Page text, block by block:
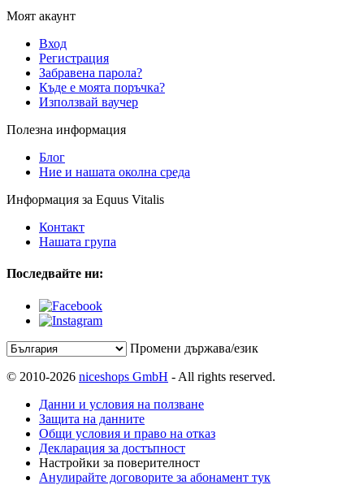
Моят акаунт
Вход
Регистрация
Забравена парола?
Къде е моята поръчка?
Използвай ваучер
Полезна информация
Блог
Ние и нашата околна среда
Информация за Equus Vitalis
Контакт
Нашата група
Последвайте ни:
Промени държава/език
© 2010-2026 niceshops GmbH - All rights reserved.
Данни и условия на ползване
Защита на данните
Общи условия и право на отказ
Декларация за достъпност
Настройки за поверителност
Анулирайте договорите за абонамент тук